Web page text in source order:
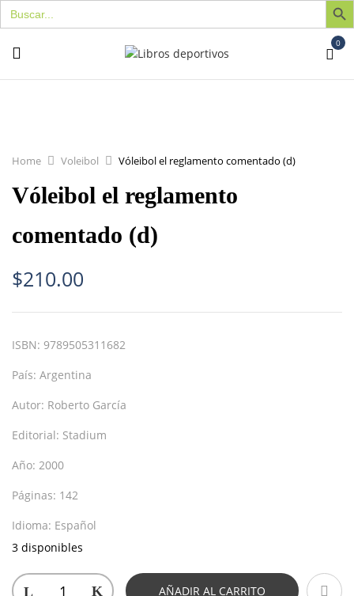
Buscar:
0
Home Voleibol Vóleibol el reglamento comentado (d)
Vóleibol el reglamento
comentado (d)
$210.00
ISBN: 9789505311682
País: Argentina
Autor: Roberto García
Editorial: Stadium
Año: 2000
Páginas: 142
Idioma: Español
3 disponibles
AÑADIR AL CARRITO